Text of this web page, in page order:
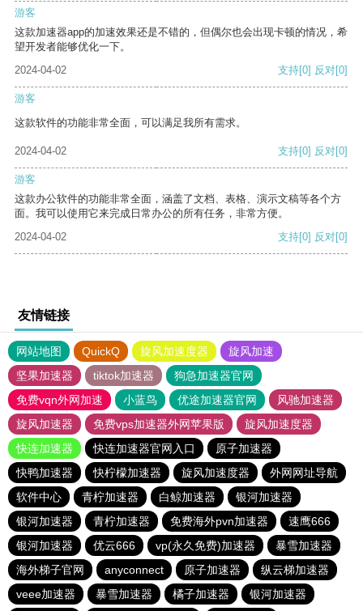
游客
这款加速器app的加速效果还是不错的，但偶尔也会出现卡顿的情况，希
望开发者能够优化一下。
2024-04-02
支持[0] 反对[0]
游客
这款软件的功能非常全面，可以满足我所有需求。
2024-04-02 支持[0] 反对[0]
游客
这款办公软件的功能非常全面，涵盖了文档、表格、演示文稿等各个方
面。我可以使用它来完成日常办公的所有任务，非常方便。
2024-04-02
支持[0] 反对[0]
友情链接
网站地图 QuickQ 旋风加速度器
旋风加速
坚果加速器
tiktok加速器
狗急加速器官网
免费vqn外网加速
小蓝鸟 优途加速器官网
风驰加速器
旋风加速器
免费vps加速器外网苹果版
旋风加速度器
快连加速器
快连加速器官网入口
原子加速器
快鸭加速器
快柠檬加速器 旋风加速度器
外网网址导航
软件中心
青柠加速器 白鲸加速器
银河加速器
银河加速器
青柠加速器 免费海外pvn加速器
速鹰666
银河加速器
优云666 vp(永久免费)加速器
暴雪加速器
海外梯子官网
anyconnect 原子加速器
纵云梯加速器
veee加速器
暴雪加速器 橘子加速器 银河加速器